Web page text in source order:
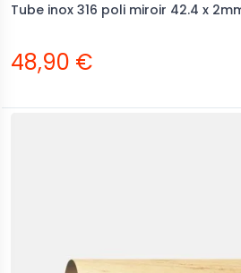
Tube inox 316 poli miroir 42.4 x
48,90 €